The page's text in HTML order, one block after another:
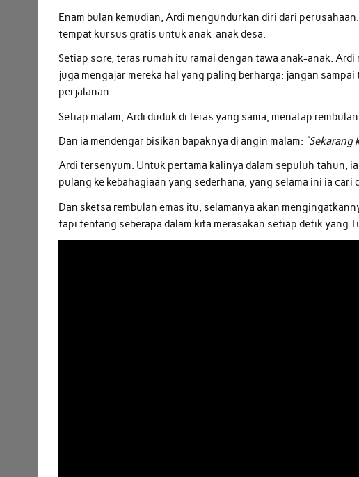
Enam bulan kemudian, Ardi mengundurkan diri dari
tempat kursus gratis untuk anak-anak desa.
Setiap sore, teras rumah itu ramai dengan tawa anak-anak.
juga mengajar mereka hal yang paling berharga: jangan
perjalanan.
Setiap malam, Ardi duduk di teras yang sama, menatap rembulan
Dan ia mendengar bisikan bapaknya di angin malam:
Ardi tersenyum. Untuk pertama kalinya dalam sepuluh tahun,
pulang ke kebahagiaan yang sederhana, yang selama ini ia cari
Dan sketsa rembulan emas itu, selamanya akan
tapi tentang seberapa dalam kita merasakan setiap detik yang